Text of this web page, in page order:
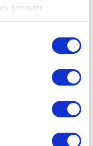
tjenester.